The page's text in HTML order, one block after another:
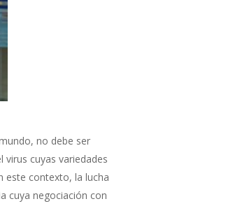
no debe ser
cuyas variedades
este contexto, la lucha
cuya negociación con